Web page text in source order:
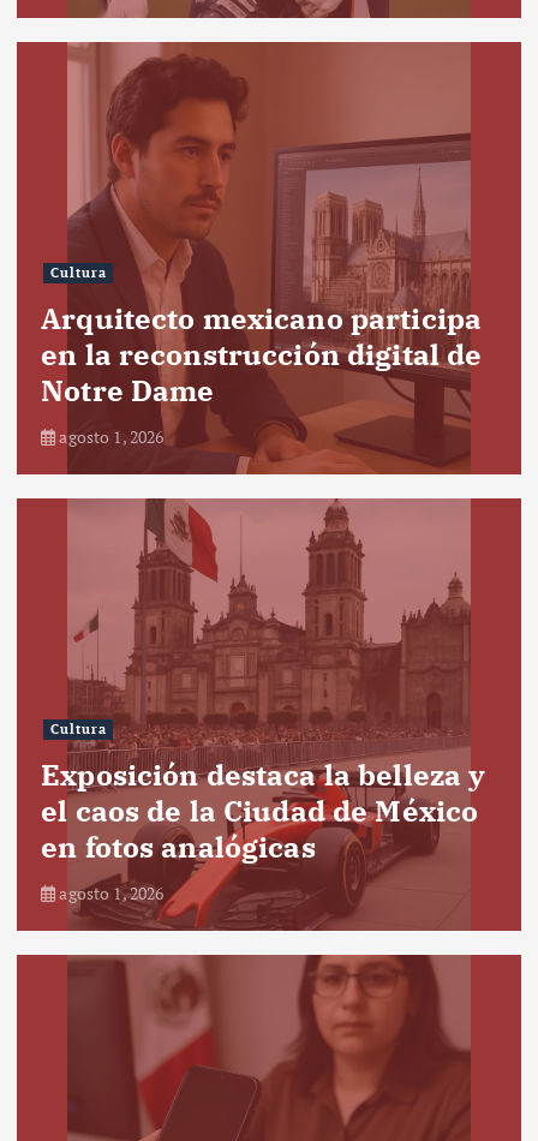
Cultura
Arquitecto mexicano participa
en la reconstrucción digital de
Notre Dame
agosto 1, 2026
Cultura
Exposición destaca la belleza y
el caos de la Ciudad de México
en fotos analógicas
agosto 1, 2026